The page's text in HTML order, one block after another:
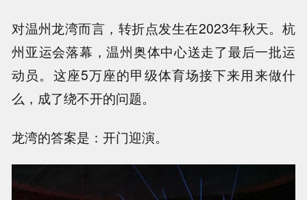
对温州龙湾而言，转折点发生在2023年秋天。杭
州亚运会落幕，温州奥体中心送走了最后一批运
动员。这座5万座的甲级体育场接下来用来做什
么，成了绕不开的问题。
龙湾的答案是：开门迎演。